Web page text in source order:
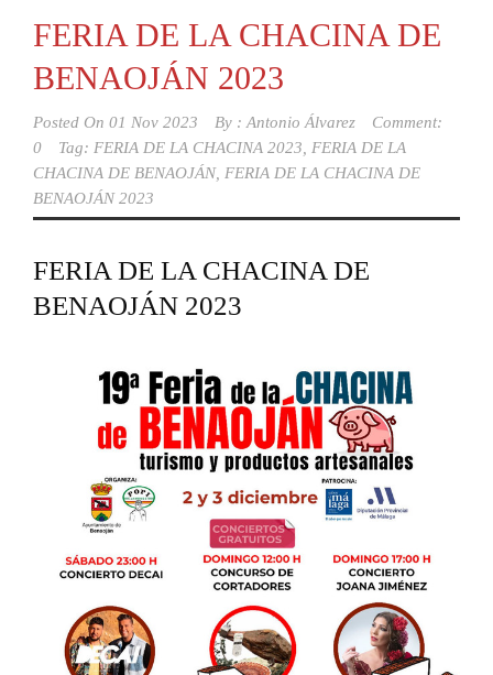
FERIA DE LA CHACINA DE
BENAOJÁN 2023
Posted On 01 Nov 2023 By : Antonio Álvarez
Comment:
0
Tag: FERIA DE LA CHACINA 2023
FERIA DE LA
CHACINA DE BENAOJÁN, FERIA DE LA CHACINA DE
BENAOJÁN 2023
FERIA DE LA CHACINA DE
BENAOJÁN 2023